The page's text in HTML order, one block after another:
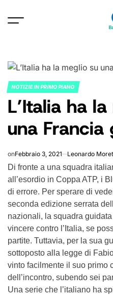
POSTED
IN
NOTIZIE IN PRIMO PIANO
L’Italia ha
una Francia
onFebbraio 3, 2021 Leonardo
Di fronte a una squadra
all’esordio in Coppa ATP, i
di errore. Per sperare di
seconda edizione serrata
nazionali, la squadra
vincere contro l’Italia, se
partite. Tuttavia, per la sua
sottoposto alla legge di
vinto facilmente il suo primo
dell’incontro, subendo sei
Una serie che l’italiano ha